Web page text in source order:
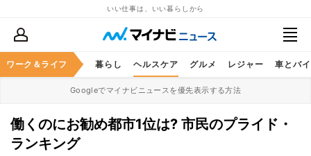
いい仕事は、いい暮らしから
ワーク＆ライフ
ススキル マネー 暮らし ヘルスケア グルメ レジャー 車とバ
Googleでマイナビニュースを優先表示する方法
働くのにお勧め都市1位は? 市民のプライド・
ランキング